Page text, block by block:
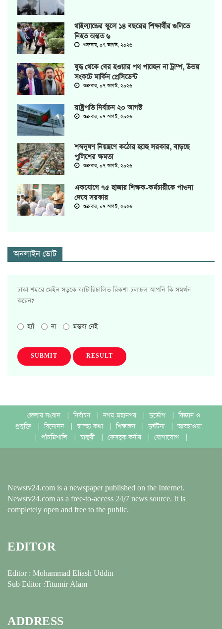
থাইল্যান্ডের স্কুলে ১৪ বছরের শিক্ষার্থীর গুলিতে
নিহত অন্তত ৬
শুক্রবার, ০৭ আগস্ট, ২০২৬
যুদ্ধ থেকে বের হওয়ার পথ পাচ্ছেন না ট্রাম্প, উভয়
সংকটে মার্কিন প্রেসিডেন্ট
শুক্রবার, ০৭ আগস্ট, ২০২৬
রাষ্ট্রপতি নির্বাচন ২০ আগস্ট
শুক্রবার, ০৭ আগস্ট, ২০২৬
শব্দদূষণ নিয়ন্ত্রণে কঠোর হচ্ছে সরকার, বাড়ছে
পুলিশের ক্ষমতা
শুক্রবার, ০৭ আগস্ট, ২০২৬
একযোগে ৭৫ হাজার শিক্ষক-কর্মচারীকে পাওনা
দেবে সরকার
শুক্রবার, ০৭ আগস্ট, ২০২৬
অনলাইন ভোট
ঢাকা শহরে মেইন সড়কে ব্যাটারিচালিত রিকশা চলাচল আপনি কি সমর্থন
করেন?
হ্যাঁ না মন্তব্য নেই
SUBMIT RESULT
জেলার সংবাদ নির্বাচন নগর-মহানগর দুর্ভোগ
বিজ্ঞান ও
প্রযুক্তি
বিনোদন স্বাস্হ্য কথা শিক্ষাঙ্গন দুর্ঘটনা
আবহাওয়া
পাঁচমিশালি চাকুরী ফেসবুক কর্নার যোগাযোগ
Newstv24.com is a newspaper published on the Internet.
Newstv24.com as a free-to-access 24/7 news source. It is
completely open and free to the public.
EDITOR
Editor : Mohammad Eliash Uddin
Sub Editor :Titumir Alam
ADDRESS